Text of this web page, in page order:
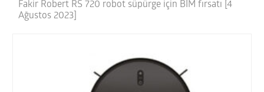
Fakir Robert RS 720 robot süpürge için BİM fırsatı [4
Ağustos 2023]